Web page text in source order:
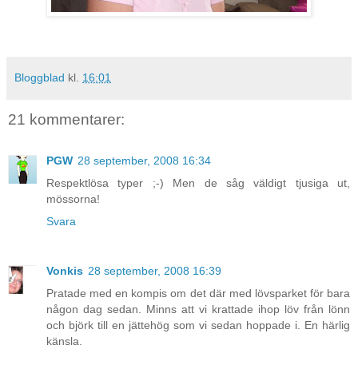
Bloggblad kl. 16:01
21 kommentarer:
PGW 28 september, 2008 16:34
Respektlösa typer ;-) Men de såg väldigt tjusiga ut,
mössorna!
Svara
Vonkis 28 september, 2008 16:39
Pratade med en kompis om det där med lövsparket för bara
någon dag sedan. Minns att vi krattade ihop löv från lönn
och björk till en jättehög som vi sedan hoppade i. En härlig
känsla.